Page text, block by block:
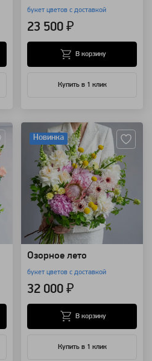
букет цветов с доставкой
23 500 ₽
Купить в 1 клик
В корзину
Новинка
Озорное лето
букет цветов с доставкой
32 000 ₽
Купить в 1 клик
В корзину